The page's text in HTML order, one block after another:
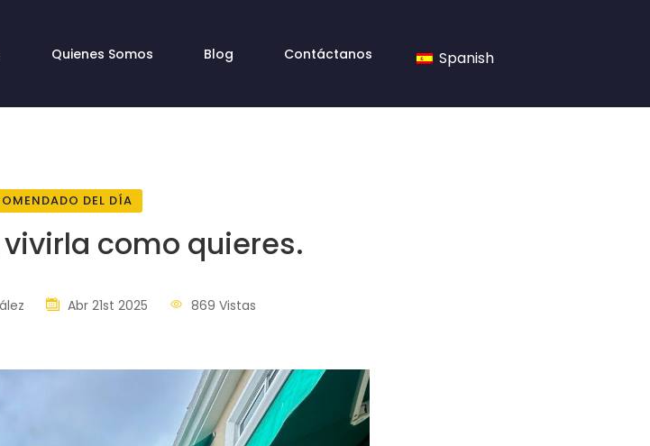
Quienes Somos Blog Contáctanos Spanish
DEL DÍA
como quieres.
Abr 21st 2025 869 Vistas